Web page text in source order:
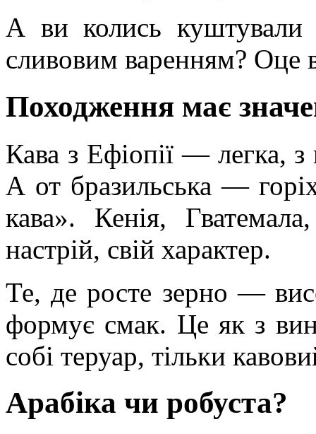
А ви колись
сливовим варенням? Оце
Походження має
Кава з Ефіопії — легка,
А от бразильська —
кава». Кенія,
настрій, свій характер.
Те, де росте зерно —
формує смак. Це як з
собі теруар, тільки
Арабіка чи робуста?